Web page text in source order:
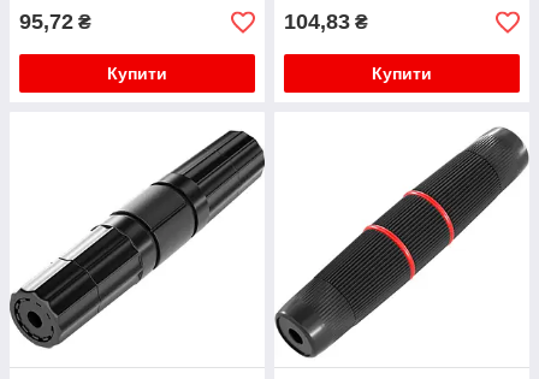
95,72 ₴
Купити
104,83 ₴
Купити